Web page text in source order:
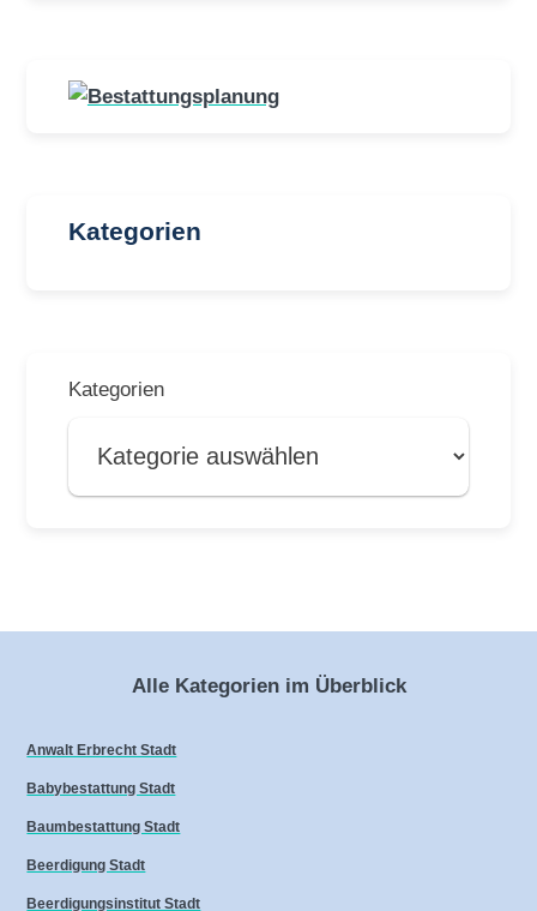
Kategorien
Kategorien
Alle Kategorien im Überblick
Anwalt Erbrecht Stadt
Babybestattung Stadt
Baumbestattung Stadt
Beerdigung Stadt
Beerdigungsinstitut Stadt